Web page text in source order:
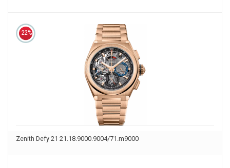
22%
Zenith Defy 21 21.18.9000.9004/71.m9000